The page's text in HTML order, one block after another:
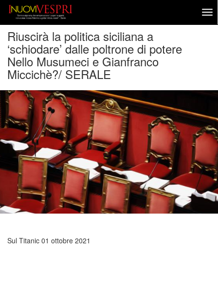
Riuscirà la politica siciliana a
‘schiodare’ dalle poltrone di potere
Nello Musumeci e Gianfranco
Miccichè?/ SERALE
Sul Titanic 01 ottobre 2021